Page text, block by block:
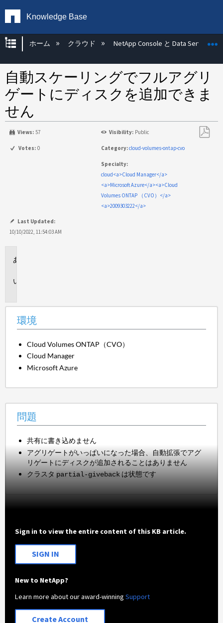
Knowledge Base
グローバル階層を展開/折りたたむ
ホーム クラウド NetApp Console と Data Services
自動スケーリングでフルアグリ
ゲートにディスクを追加できま
せん
Views: 57 Visibility: Public
Votes: 0 Category:cloud-volumes-ontap-cvo
Specialty:
cloud<a>Cloud Manager</a>
<a>Microsoft Azure</a><a>Cloud
Volumes ONTAP （CVO）</a>
<a>2009303222</a>
Last Updated:
10/10/2022, 11:54:03 AM
環境
Cloud Volumes ONTAP（CVO）
Cloud Manager
Microsoft Azure
問題
共有に書き込めません
アグリゲートがいっぱいになった場合、自動拡張でアグ
リゲートにディスクが追加されることはありません
クラスタ partial-giveback は状態です
Sign in to view the entire content of this KB article.
SIGN IN
New to NetApp?
Learn more about our award-winningSupport
Create Account